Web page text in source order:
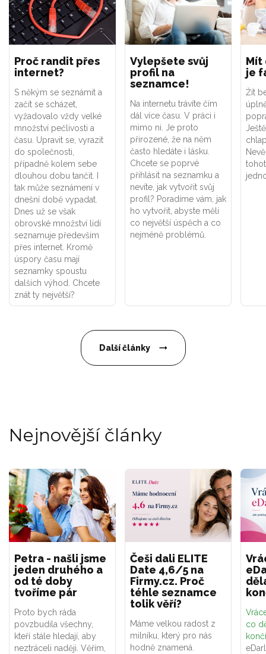
Proč randit přes
internet?
S někým se seznámit a
začít se scházet,
vyžadovalo vždy velké
množství pečlivosti a
času. Upravit se, vyrazit
do společnosti,
případně kolem sebe
dlouhou dobu tančit. I
tak může seznámení v
dnešní době vypadat.
Dnes už se však
obrovské množství lidí
seznamuje především
přes internet. Kromě
úspory času mají
seznamky spoustu
dalších výhod. Chcete
znát ty největší?
Vylepšete svůj
profil na
seznamce!
Na internetu trávíte čím
dál více času. V práci i
mimo ni. Je proto
přirozené, že na něm
často hledáte i lásku.
Chcete se poprvé
přihlásit na seznamku a
nevíte, jak vytvořit svůj
profil? Poradíme vám, jak
ho vytvořit, abyste měli
co největší úspěch a co
nejméně problémů.
Mít
je
Žít
Další články
Nejnovější články
Petra - našli jsme
jeden druhého a
od té doby
tvoříme pár
Proto bych ráda
povzbudila všechny,
kteří stále hledají, aby
neztráceli naději. Věřím,
Češi dali ELITE
Date 4,6/5 na
Firmy.cz. Proč
téhle seznamce
tolik věří?
Máme velkou radost z
milníku, který pro nás
hodně znamená.
co